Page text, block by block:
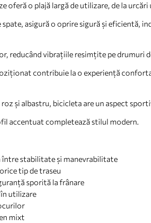
oferă o plajă largă de utilizare, de la
spate, asigură o oprire sigură și eficientă,
reducând vibrațiile resimțite pe drumuri
contribuie la o experiență
și albastru, bicicleta are un aspect
accentuat completează stilul modern.
între stabilitate și manevrabilitate
tip de traseu
sporită la frânare
utilizare
mixt